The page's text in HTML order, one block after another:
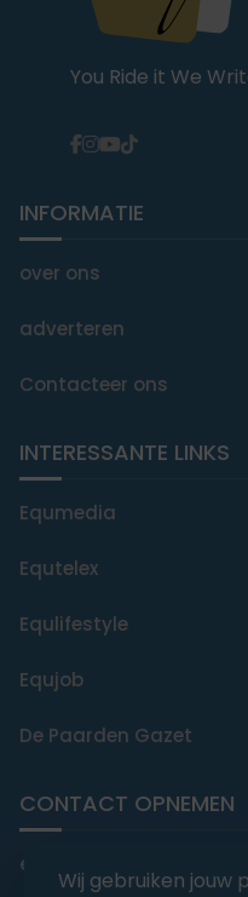
You Ride it We
INFORMATIE
over ons
adverteren
Contacteer ons
INTERESSANTE LINKS
Equmedia
Equtelex
Equlifestyle
Equjob
De Paarden Gazet
CONTACT OPNEMEN
editorial@equmedia.be
Wij gebruiken jouw